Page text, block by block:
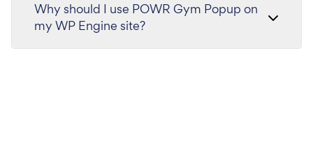
Why should I use POWR Gym Popup on
my WP Engine site?